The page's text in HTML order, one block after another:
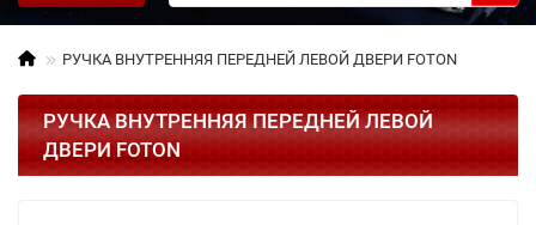
РУЧКА ВНУТРЕННЯЯ ПЕРЕДНЕЙ ЛЕВОЙ ДВЕРИ FOTON
РУЧКА ВНУТРЕННЯЯ ПЕРЕДНЕЙ ЛЕВОЙ
ДВЕРИ FOTON